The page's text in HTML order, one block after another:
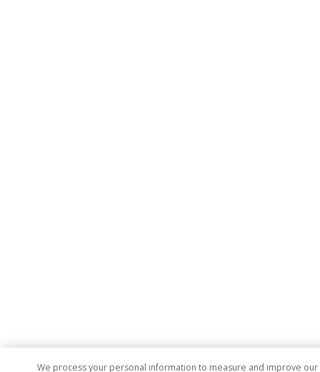
We process your personal information to measure and improve our